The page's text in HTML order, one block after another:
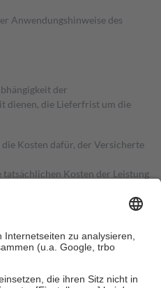
Anwendungshinweise des
der
dienen, die Lieferfrist um die
Kosten dafür, der Versicherte
tatsächlichen Kosten der Leistung